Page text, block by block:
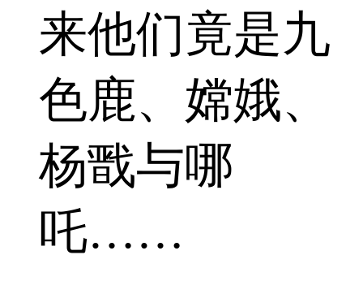
来他们竟是九
色鹿、嫦娥、
杨戬与哪
吒……